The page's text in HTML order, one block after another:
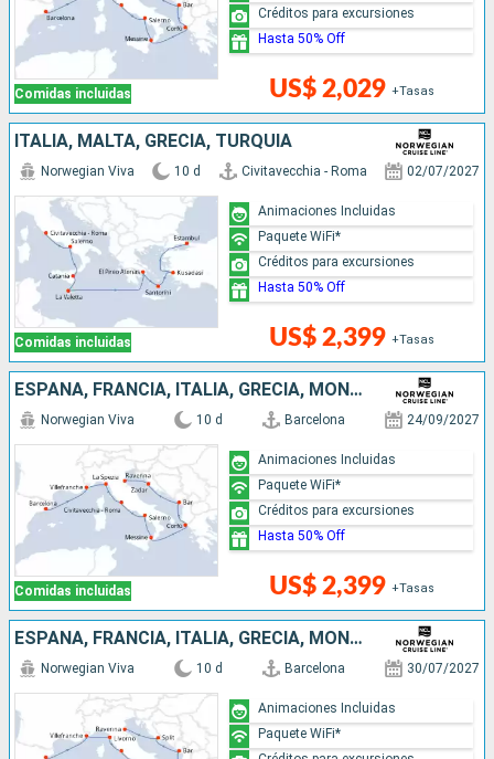
Comidas incluidas US$ 2,029 +Tasas
Créditos para excursiones
Hasta 50% Off
ITALIA, MALTA, GRECIA, TURQUÍA
Comidas incluidas
Norwegian Viva 10 d Civitavecchia - Roma 02/07/2027
US$ 2,399 +Tasas
Animaciones Incluidas
Paquete WiFi*
Créditos para excursiones
Hasta 50% Off
ESPAÑA, FRANCIA, ITALIA, GRECIA, MONTENEGRO, CROACIA
Comidas incluidas
Norwegian Viva 10 d Barcelona 24/09/2027
US$ 2,399 +Tasas
Animaciones Incluidas
Paquete WiFi*
Créditos para excursiones
Hasta 50% Off
ESPAÑA, FRANCIA, ITALIA, GRECIA, MONTENEGRO, CROACIA
Norwegian Viva 10 d Barcelona 30/07/2027
Animaciones Incluidas
Paquete WiFi*